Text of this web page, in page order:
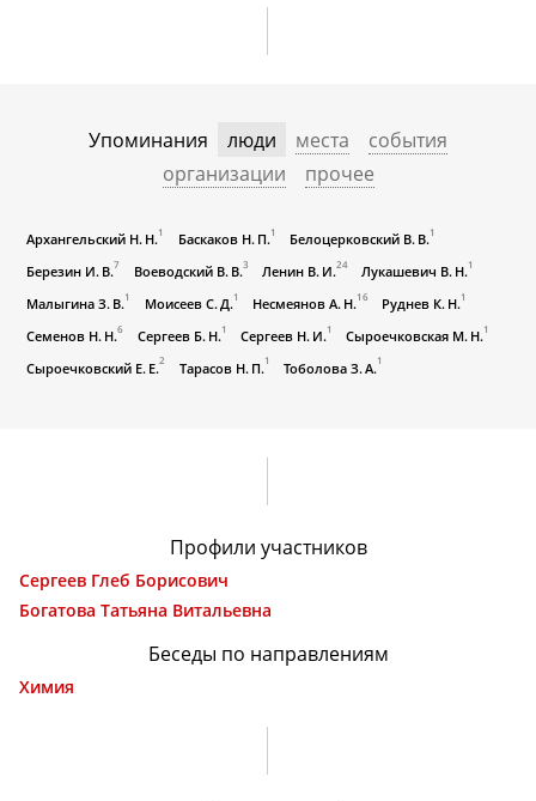
Упоминания люди места
события
организации
прочее
Архангельский Н. Н. 1 Баскаков Н. П. 1 Белоцерковский В. В. 1
Березин И. В.7 Воеводский В. В.3 Ленин В. И. 24 Лукашевич В. Н. 1
Малыгина З. В. 1 Моисеев С. Д. 1 Несмеянов А. Н. 16 Руднев К. Н. 1
Семенов Н. Н.6 Сергеев Б. Н. 1 Сергеев Н. И. 1 Сыроечковская М. Н. 1
Сыроечковский Е. Е.2 Тарасов Н. П. 1 Тоболова З. А. 1
Профили участников
Сергеев Глеб Борисович
Богатова Татьяна Витальевна
Беседы по направлениям
Химия